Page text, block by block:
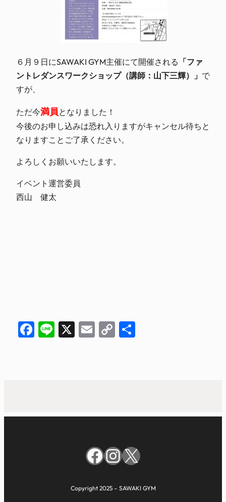
６月９日にSAWAKI GYM主催にて開催される 「ファ
ントレダンスワークショップ（講師：山下三輝）」 で
すが、
ただ今満員となりました！
今後のお申し込みは恐れ入りますがキャンセル待ちと
なりますことご了承ください。
よろしくお願いいたします。
イベント運営委員
西山 健太
Facebook
Line
X EmailCopy
Facebook
Instagram
X
Copyright 2025 – SAWAKI GYM